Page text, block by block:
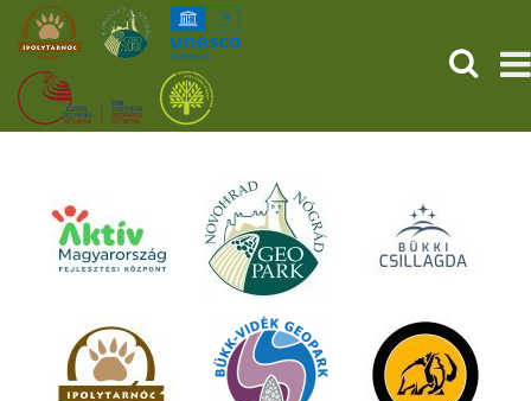
FOSSILIEN
DIENSTLEISTUNGEN
GESCHEHEN (HU)
SUCHEN